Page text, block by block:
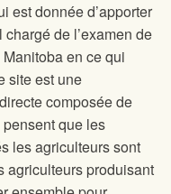
est donnée d’apporter
de l’examen de
en ce qui
siteest une
composée de
que les
les agriculteurs sont
agriculteurs produisant